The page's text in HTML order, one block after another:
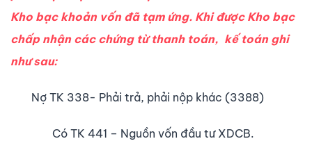
Kho bạc khoản vốn đã tạm ứng. Khi được Kho bạc
chấp nhận các chứng từ thanh toán, kế toán ghi
như sau:
Nợ TK 338- Phải trả, phải nộp khác (3388)
Có TK 441 – Nguồn vốn đầu tư XDCB.